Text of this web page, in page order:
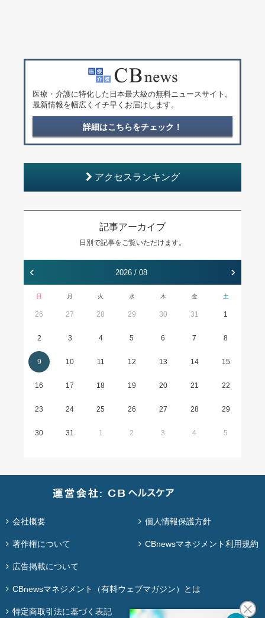
医療・介護に特化した日本最大級の無料ニュースサイト。
最新情報を幅広くイチ早くお届けします。
詳細はこちらをチェック！
アクセスランキング
記事アーカイブ
日別で記事をご覧いただけます。
‹ 2026 / 08 ›
日 月 火 水 木 金 土
26 27 28 29 30 31 1
2 3 4 5 6 7 8
9 10 11 12 13 14 15
16 17 18 19 20 21 22
23 24 25 26 27 28 29
30 31 1 2 3 4 5
会社概要 個人情報保護方針
著作権について CBnewsマネジメント利用規約
広告掲載について
CBnewsマネジメント（有料ウェブマガジン）とは
特定商取引法に基づく表記